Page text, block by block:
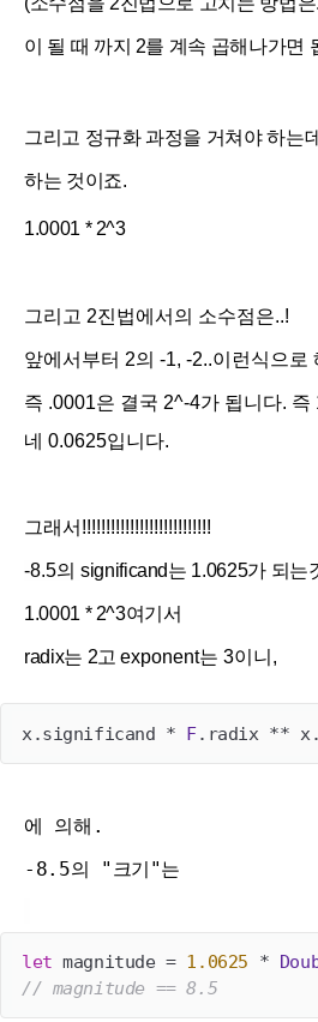
이 될 때 까지 2를 계속 곱해나가면
그리고 정규화 과정을 거쳐야 하는
하는 것이죠.
1.0001 * 2^3
그리고 2진법에서의 소수점은..!
앞에서부터 2의 -1, -2..이런식으로
즉 .0001은 결국 2^-4가 됩니다.
네 0.0625입니다.
그래서!!!!!!!!!!!!!!!!!!!!!!!!!!!
-8.5의 significand는 1.0625가 되는
1.0001 * 2^3여기서
radix는 2고exponent는 3이니,
x.significand * F
에 의해.
-8.5의 "크기"는
let magnitude = 1.0625 *
// magnitude == 8.5